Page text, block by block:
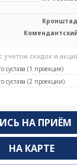
учетом скидок и
сустава (1 проекция)
сустава (2 проекции)
НА ПРИЁМ
НА КАРТЕ